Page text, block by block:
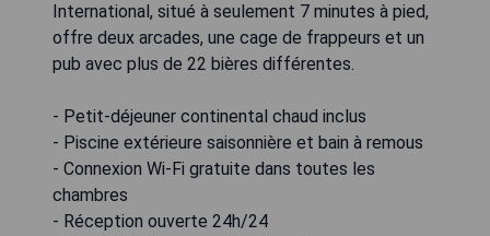
International, situé à seulement 7 minutes à pied,
offre deux arcades, une cage de frappeurs et un
pub avec plus de 22 bières différentes.
- Petit-déjeuner continental chaud inclus
- Piscine extérieure saisonnière et bain à remous
- Connexion Wi-Fi gratuite dans toutes les
chambres
- Réception ouverte 24h/24